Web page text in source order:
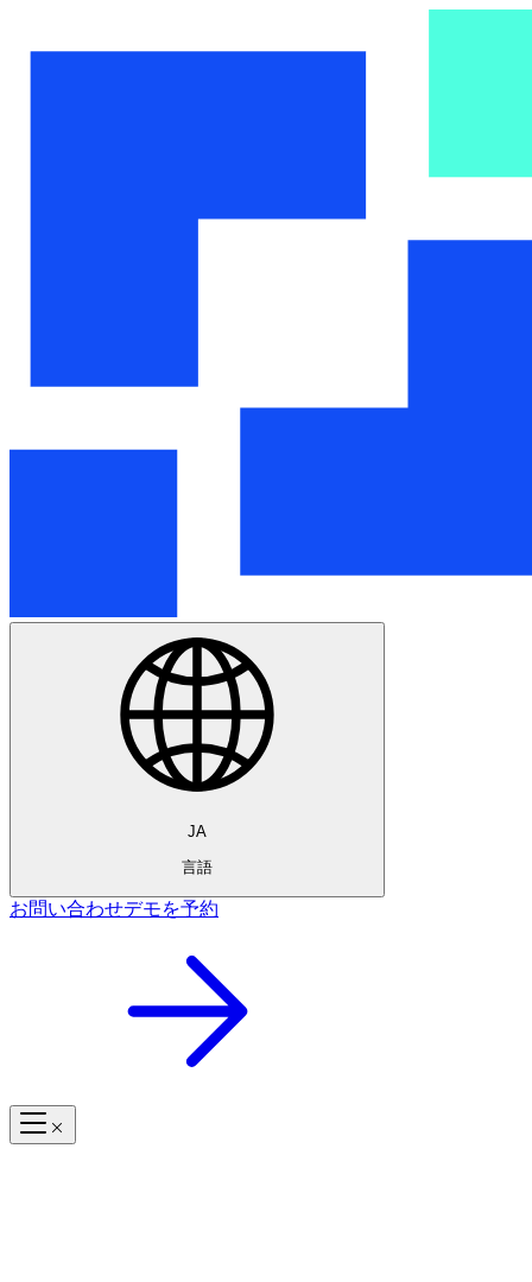
JA
言語
お問い合わせデモを予約